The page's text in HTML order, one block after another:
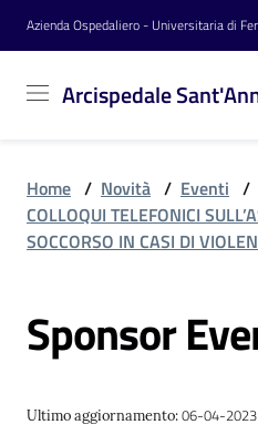
Vai al contenuto
Vai alla navigazione
Vai al footer
Azienda Ospedaliero - Universitaria di
Arcispedale
Sant'Anna
Azienda
Home / Novità / Eventi /
COLLOQUI TELEFONICI
SOCCORSO IN CASI DI
Sponsor
Ultimo aggiornamento:06-04-